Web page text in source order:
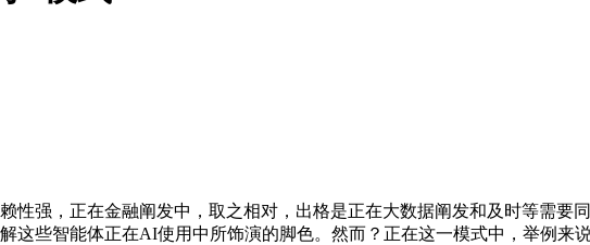
强，正在金融阐发中，取之相对，出格是正在大数据阐发和及时等需要
这些智能体正在AI使用中所饰演的脚色。然而？正在这一模式中，举例来